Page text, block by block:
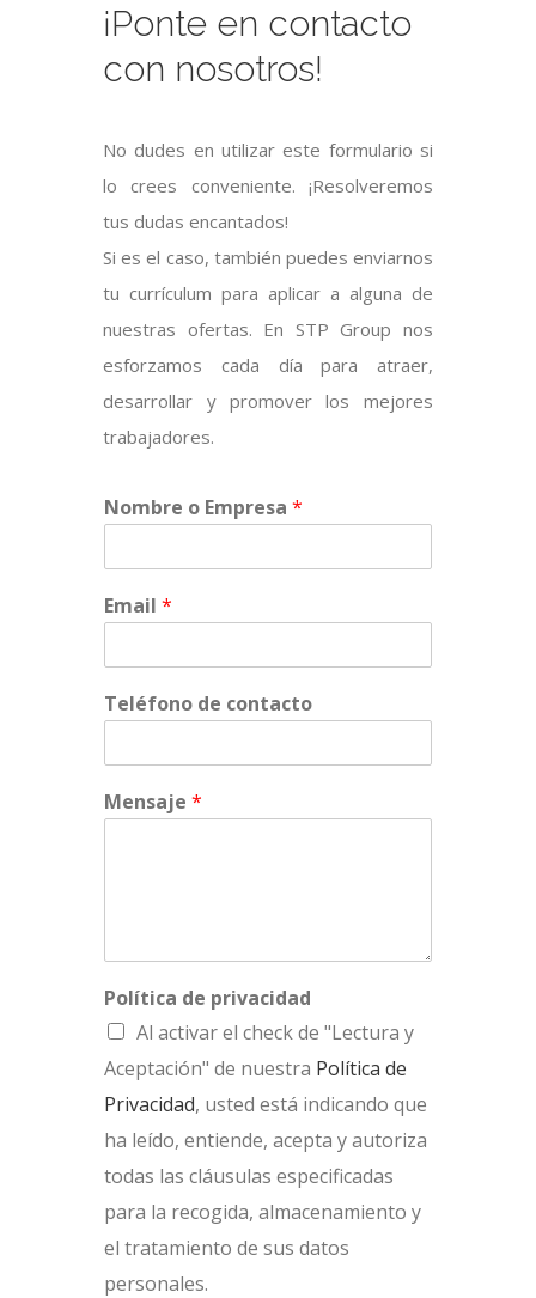
¡Ponte en contacto
con nosotros!
No dudes en utilizar este formulario si
lo crees conveniente. ¡Resolveremos
tus dudas encantados!
Si es el caso, también puedes enviarnos
tu currículum para aplicar a alguna de
nuestras ofertas. En STP Group nos
esforzamos cada día para atraer,
desarrollar y promover los mejores
trabajadores.
Nombre o Empresa*
Email*
Teléfono de contacto
Mensaje*
Política de privacidad
Al activar el check de "Lectura y
Aceptación" de nuestra Política de
Privacidad, usted está indicando que
ha leído, entiende, acepta y autoriza
todas las cláusulas especificadas
para la recogida, almacenamiento y
el tratamiento de sus datos
personales.